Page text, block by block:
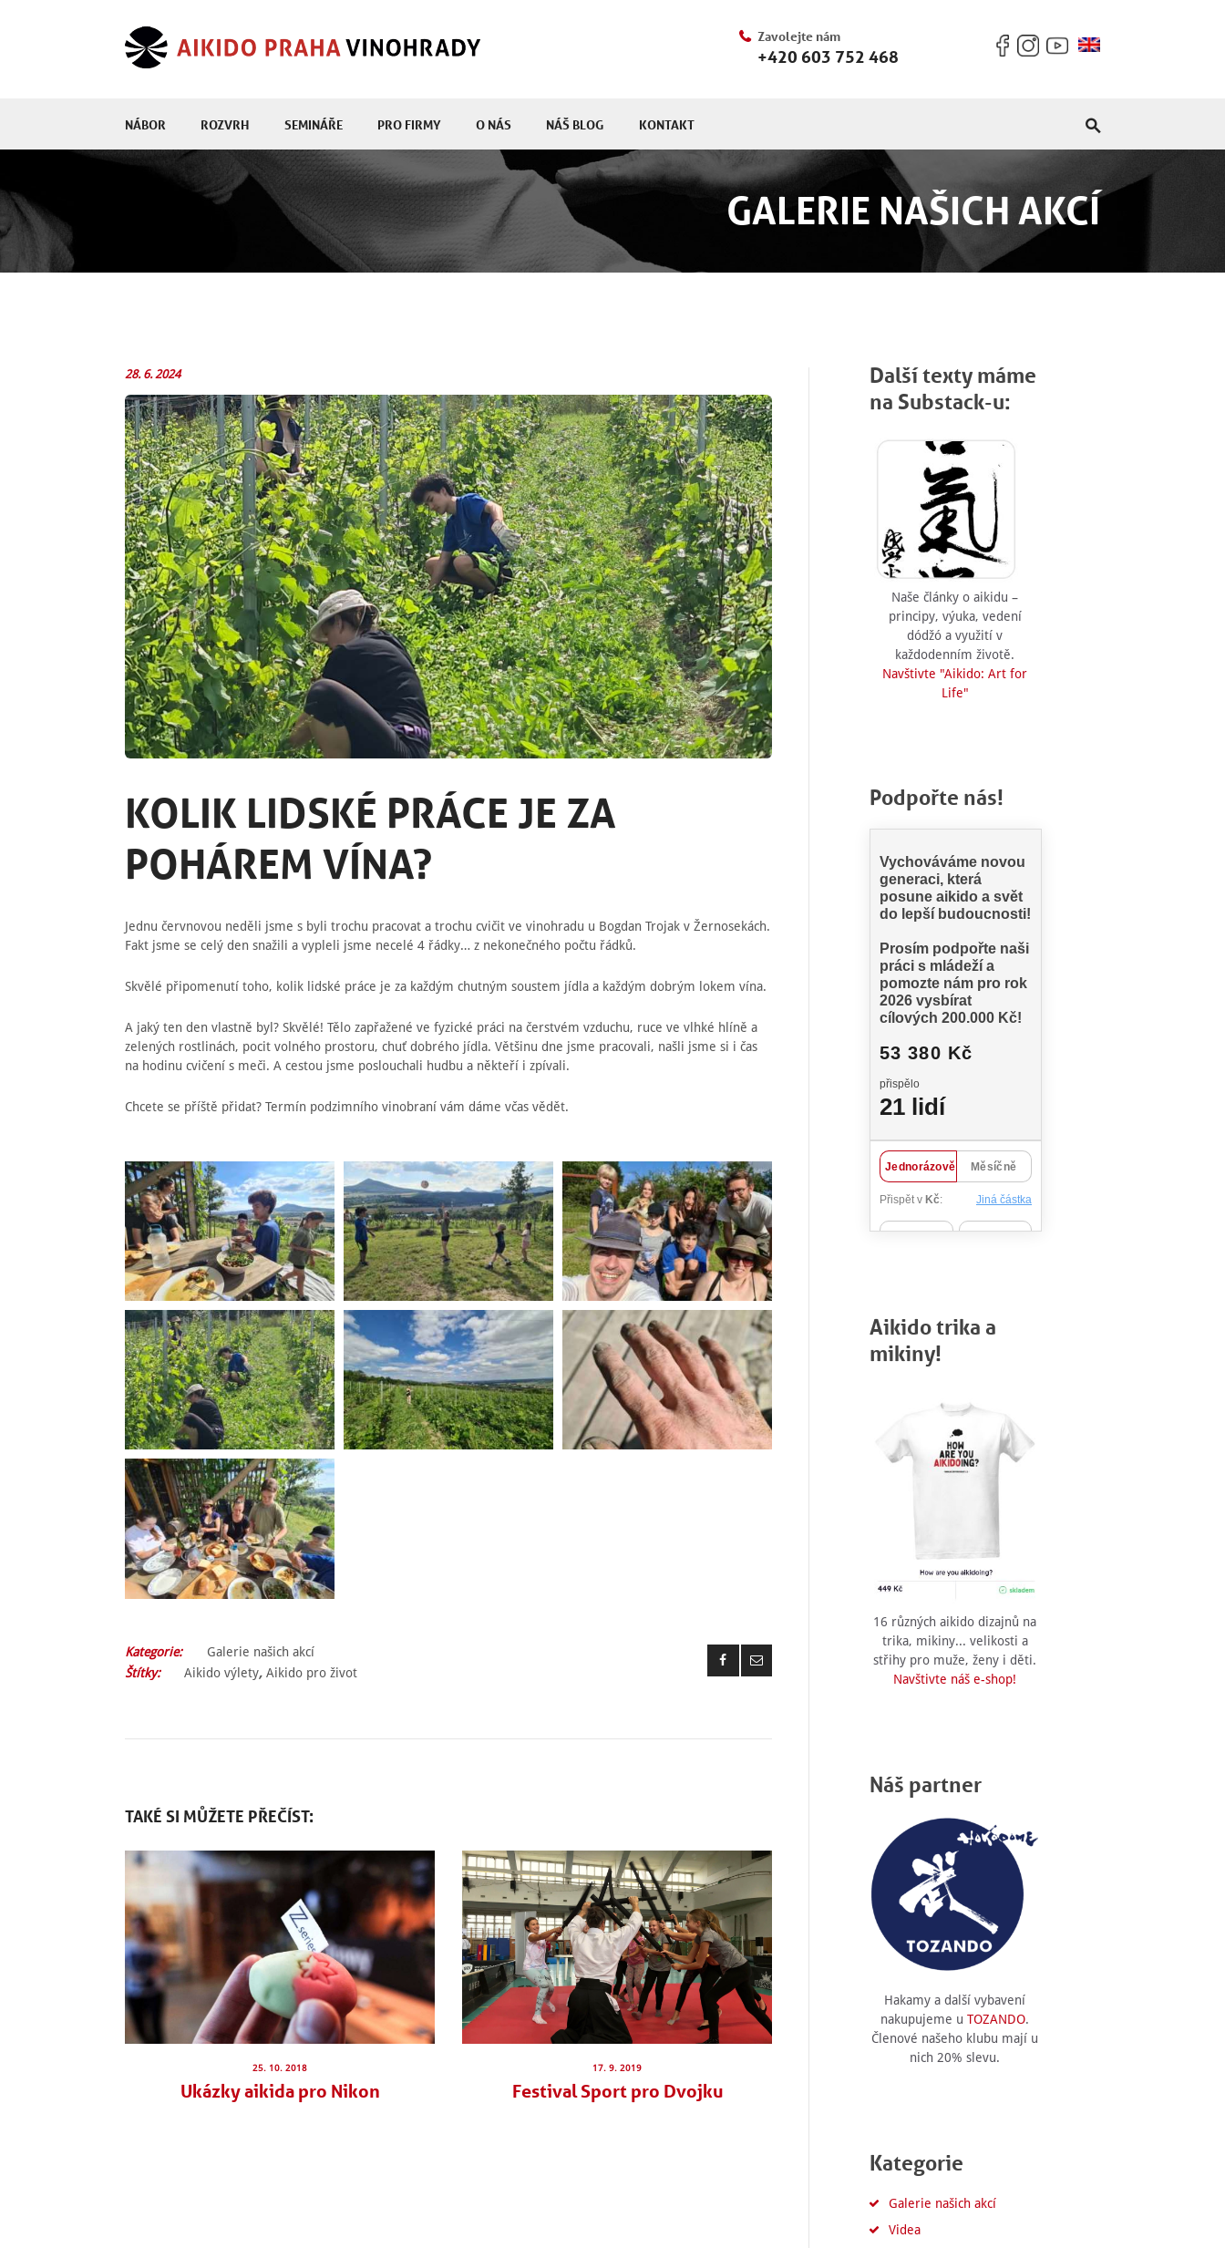
Zavolejte nám
+420 603 752 468
NÁBOR ROZVRH SEMINÁŘE PRO FIRMY O NÁS NÁŠ BLOG KONTAKT
GALERIE NAŠICH AKCÍ
28. 6. 2024
KOLIK LIDSKÉ PRÁCE JE ZA
POHÁREM VÍNA?
Jednu červnovou neděli jsme s byli trochu pracovat a trochu cvičit ve vinohradu u Bogdan Trojak v Žernosekách.
Fakt jsme se celý den snažili a vypleli jsme necelé 4 řádky… z nekonečného počtu řádků.
Skvělé připomenutí toho, kolik lidské práce je za každým chutným soustem jídla a každým dobrým lokem vína.
A jaký ten den vlastně byl? Skvělé! Tělo zapřažené ve fyzické práci na čerstvém vzduchu, ruce ve vlhké hlíně a
zelených rostlinách, pocit volného prostoru, chuť dobrého jídla. Většinu dne jsme pracovali, našli jsme si i čas
na hodinu cvičení s meči. A cestou jsme poslouchali hudbu a někteří i zpívali.
Chcete se příště přidat? Termín podzimního vinobraní vám dáme včas vědět.
Kategorie:
Galerie našich akcí
Štítky:
Aikido výlety, Aikido pro život
TAKÉ SI MŮŽETE PŘEČÍST:
25. 10. 2018
Ukázky aikida pro Nikon
17. 9. 2019
Festival Sport pro Dvojku
Další texty máme
na Substack-u:
Naše články o aikidu –
principy, výuka, vedení
dódžó a využití v
každodenním životě.
Navštivte "Aikido: Art for
Life"
Podpořte nás!
Aikido trika a
mikiny!
16 různých aikido dizajnů na
trika, mikiny... velikosti a
střihy pro muže, ženy i děti.
Navštivte náš e-shop!
Náš partner
Hakamy a další vybavení
nakupujeme u TOZANDO.
Členové našeho klubu mají u
nich 20% slevu.
Kategorie
Galerie našich akcí
Videa